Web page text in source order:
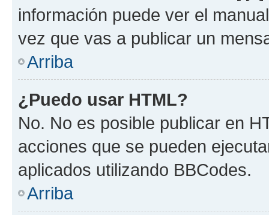
información puede ver el
vez que vas a publicar un
Arriba
¿Puedo usar HTML?
No. No es posible publicar en
acciones que se pueden
aplicados utilizando BBCodes.
Arriba